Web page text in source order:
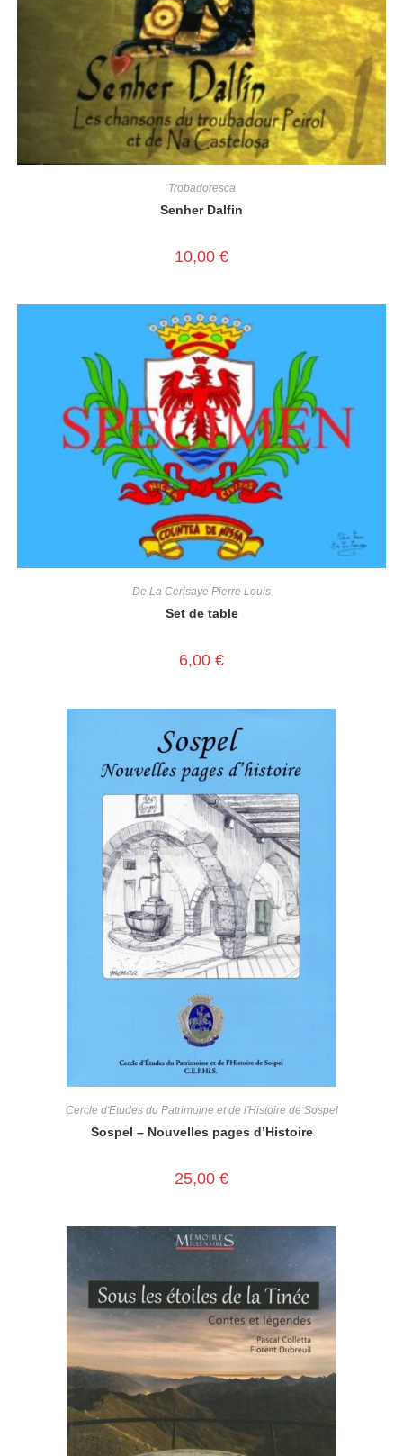
Trobadoresca
Senher Dalfin
10,00 €
De La Cerisaye Pierre Louis
Set de table
6,00 €
Cercle d'Etudes du Patrimoine et de l'Histoire de Sospel
Sospel – Nouvelles pages d’Histoire
25,00 €